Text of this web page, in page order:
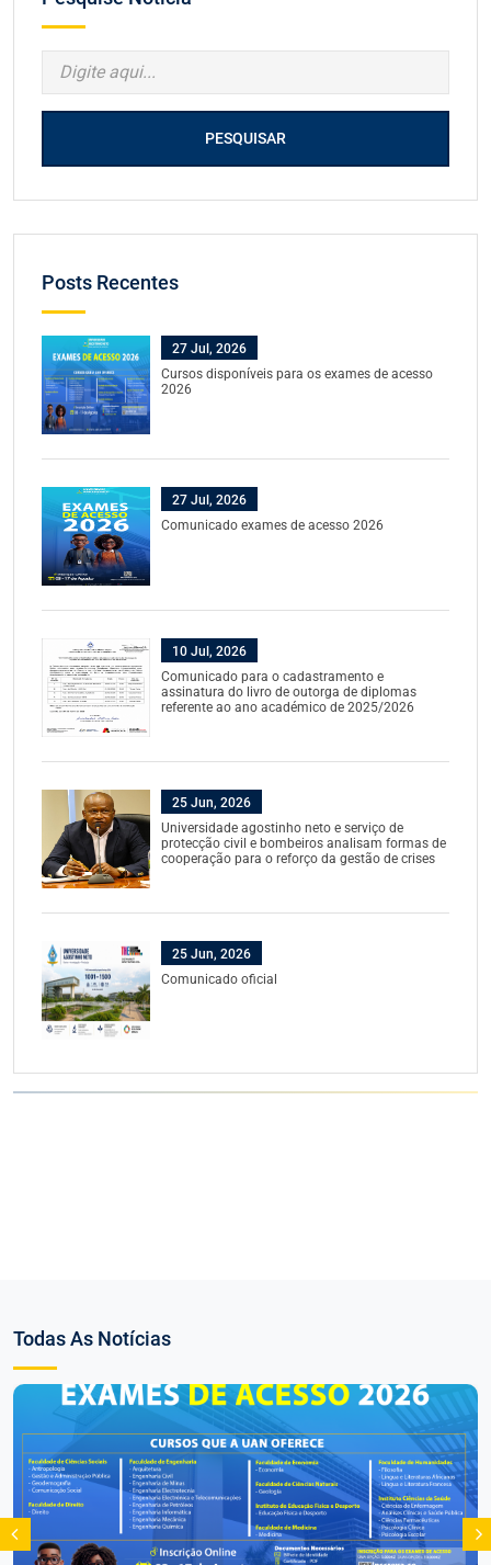
PESQUISAR
Posts Recentes
27 Jul, 2026
Cursos disponíveis para os exames de acesso
2026
27 Jul, 2026
Comunicado exames de acesso 2026
10 Jul, 2026
Comunicado para o cadastramento e
assinatura do livro de outorga de diplomas
referente ao ano académico de 2025/2026
25 Jun, 2026
Universidade agostinho neto e serviço de
protecção civil e bombeiros analisam formas de
cooperação para o reforço da gestão de crises
25 Jun, 2026
Comunicado oficial
Todas As Notícias